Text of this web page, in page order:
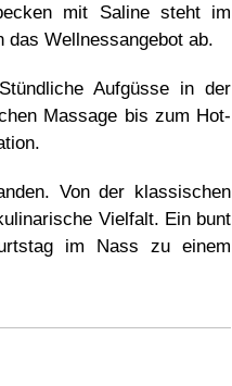
mit Saline steht im
das Wellnessangebot ab.
Aufgüsse in der
Massage bis zum Hot-
Von der klassischen
Vielfalt. Ein bunt
im Nass zu einem